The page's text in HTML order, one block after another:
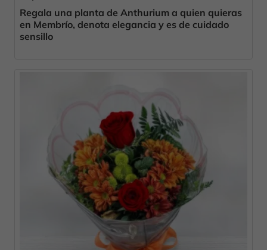
Regala una planta de Anthurium a quien quieras
en Membrío, denota elegancia y es de cuidado
sensillo